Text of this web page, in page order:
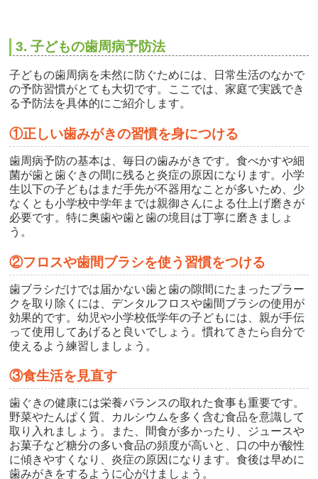
3. 子どもの歯周病予防法
子どもの歯周病を未然に防ぐためには、日常生活のなかで
の予防習慣がとても大切です。ここでは、家庭で実践でき
る予防法を具体的にご紹介します。
①正しい歯みがきの習慣を身につける
歯周病予防の基本は、毎日の歯みがきです。食べかすや細
菌が歯と歯ぐきの間に残ると炎症の原因になります。小学
生以下の子どもはまだ手先が不器用なことが多いため、少
なくとも小学校中学年までは親御さんによる仕上げ磨きが
必要です。特に奥歯や歯と歯の境目は丁寧に磨きましょ
う。
②フロスや歯間ブラシを使う習慣をつける
歯ブラシだけでは届かない歯と歯の隙間にたまったプラー
クを取り除くには、デンタルフロスや歯間ブラシの使用が
効果的です。幼児や小学校低学年の子どもには、親が手伝
って使用してあげると良いでしょう。慣れてきたら自分で
使えるよう練習しましょう。
③食生活を見直す
歯ぐきの健康には栄養バランスの取れた食事も重要です。
野菜やたんぱく質、カルシウムを多く含む食品を意識して
取り入れましょう。また、間食が多かったり、ジュースや
お菓子など糖分の多い食品の頻度が高いと、口の中が酸性
に傾きやすくなり、炎症の原因になります。食後は早めに
歯みがきをするように心がけましょう。